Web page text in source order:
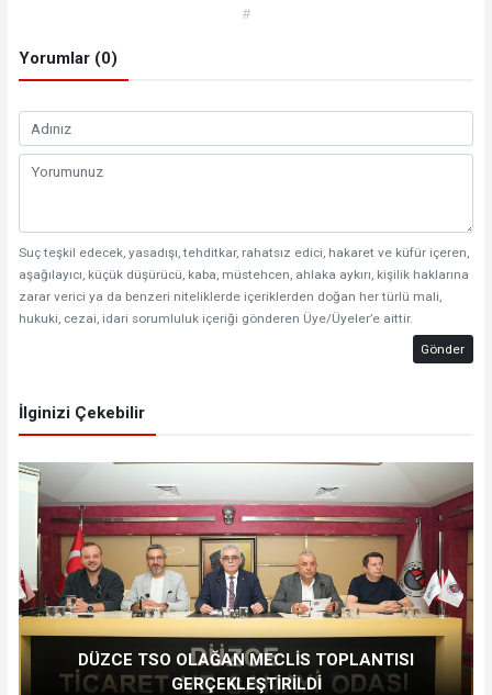
#
Yorumlar (0)
Suç teşkil edecek, yasadışı, tehditkar, rahatsız edici, hakaret ve küfür içeren,
aşağılayıcı, küçük düşürücü, kaba, müstehcen, ahlaka aykırı, kişilik haklarına
zarar verici ya da benzeri niteliklerde içeriklerden doğan her türlü mali,
hukuki, cezai, idari sorumluluk içeriği gönderen Üye/Üyeler’e aittir.
Gönder
İlginizi Çekebilir
DÜZCE TSO OLAĞAN MECLİS TOPLANTISI
GERÇEKLEŞTİRİLDİ